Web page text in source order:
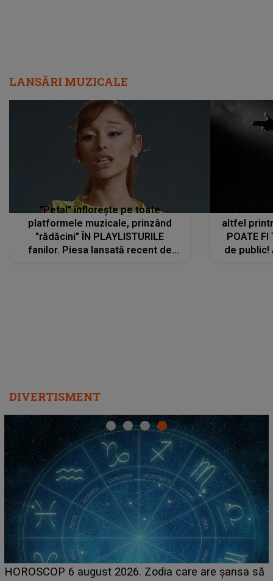
LANSĂRI MUZICALE
"Petal" înflorește pe toate
platformele muzicale, prinzând
"rădăcini" ÎN PLAYLISTURILE
fanilor. Piesa lansată recent de
altfel
POATE FI
de public!
DIVERTISMENT
șansa să LINE-UP UNTOLD ONE, ziua 2. La ce oră